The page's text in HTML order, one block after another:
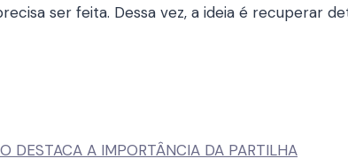
ser feita. Dessa vez, a ideia é recuperar